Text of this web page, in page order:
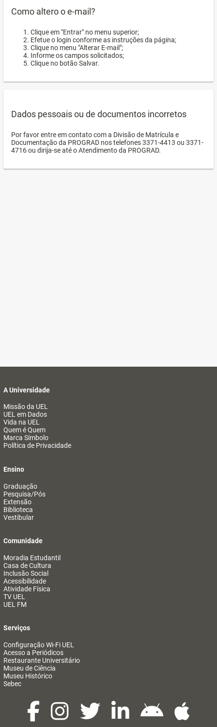
Como altero o e-mail?
Clique em "Entrar" no menu superior;
Efetue o login conforme as instruções da página;
Clique no menu "Alterar E-mail";
Informe os campos solicitados;
Clique no botão Salvar.
Dados pessoais ou de documentos incorretos
Por favor entre em contato com a Divisão de Matrícula e
Documentação da PROGRAD nos telefones 3371-4413 ou 3371-
4716 ou dirija-se até o Atendimento da PROGRAD.
A Universidade
Missão da UEL
UEL em Dados
Vida na UEL
Quem é Quem
Marca Símbolo
Política de Privacidade
Ensino
Graduação
Pesquisa/Pós
Extensão
Biblioteca
Vestibular
Comunidade
Moradia Estudantil
Casa de Cultura
Inclusão Social
Acessibilidade
Atividade Física
TV UEL
UEL FM
Serviços
Configuração Wi-Fi UEL
Acesso a Periódicos
Restaurante Universitário
Museu de Ciência
Museu Histórico
Sebec